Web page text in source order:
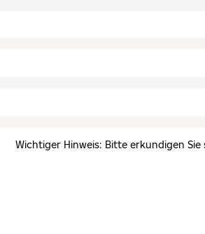
Wichtiger Hinweis: Bitte erkundigen